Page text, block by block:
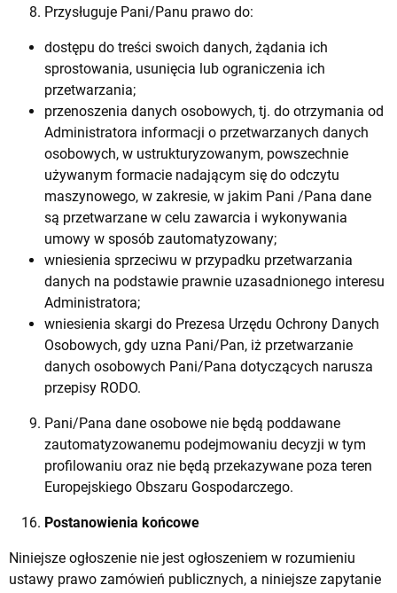
Przysługuje Pani/Panu prawo do:
dostępu do treści swoich danych, żądania ich
sprostowania, usunięcia lub ograniczenia ich
przetwarzania;
przenoszenia danych osobowych, tj. do otrzymania od
Administratora informacji o przetwarzanych danych
osobowych, w ustrukturyzowanym, powszechnie
używanym formacie nadającym się do odczytu
maszynowego, w zakresie, w jakim Pani /Pana dane
są przetwarzane w celu zawarcia i wykonywania
umowy w sposób zautomatyzowany;
wniesienia sprzeciwu w przypadku przetwarzania
danych na podstawie prawnie uzasadnionego interesu
Administratora;
wniesienia skargi do Prezesa Urzędu Ochrony Danych
Osobowych, gdy uzna Pani/Pan, iż przetwarzanie
danych osobowych Pani/Pana dotyczących narusza
przepisy RODO.
Pani/Pana dane osobowe nie będą poddawane
zautomatyzowanemu podejmowaniu decyzji w tym
profilowaniu oraz nie będą przekazywane poza teren
Europejskiego Obszaru Gospodarczego.
Postanowienia końcowe
Niniejsze ogłoszenie nie jest ogłoszeniem w rozumieniu
ustawy prawo zamówień publicznych, a niniejsze zapytanie